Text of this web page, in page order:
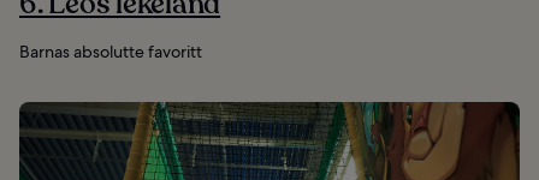
Barnas absolutte favoritt